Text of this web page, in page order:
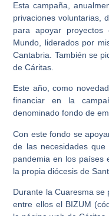
Esta campaña,
privaciones voluntarias,
para apoyar
Mundo, liderados por
Cantabria. También se
de Cáritas.
Este año, como
financiar en la
denominado fondo de
Con este fondo se
de las necesidades
pandemia en los países
la propia diócesis de
Durante la Cuaresma se
entre ellos el BIZUM